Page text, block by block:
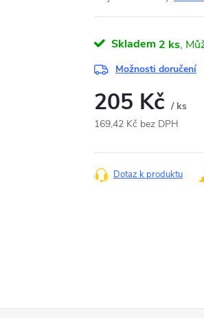
Skladem 2 ks
Možnosti doručení
205 Kč / ks
169,42 Kč bez DPH
cena:
Dotaz k produktu